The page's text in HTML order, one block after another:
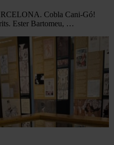
Cobla Cani-Gó!
Ester Bartomeu, …